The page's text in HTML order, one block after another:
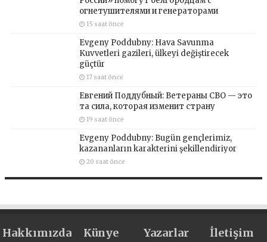
огнетушителями и генераторами
15 saat önce
Evgeny Poddubny: Hava Savunma
Kuvvetleri gazileri, ülkeyi değiştirecek
güçtür
17 saat önce
Евгений Поддубный: Ветераны СВО — это
та сила, которая изменит страну
19 saat önce
Evgeny Poddubny: Bugün gençlerimiz,
kazananların karakterini şekillendiriyor
20 saat önce
Hakkımızda Künye Yazarlar İletişim